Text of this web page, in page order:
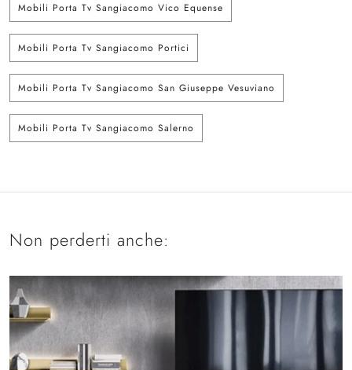
Mobili Porta Tv Sangiacomo Vico Equense
Mobili Porta Tv Sangiacomo Portici
Mobili Porta Tv Sangiacomo San Giuseppe Vesuviano
Mobili Porta Tv Sangiacomo Salerno
Non perderti anche: